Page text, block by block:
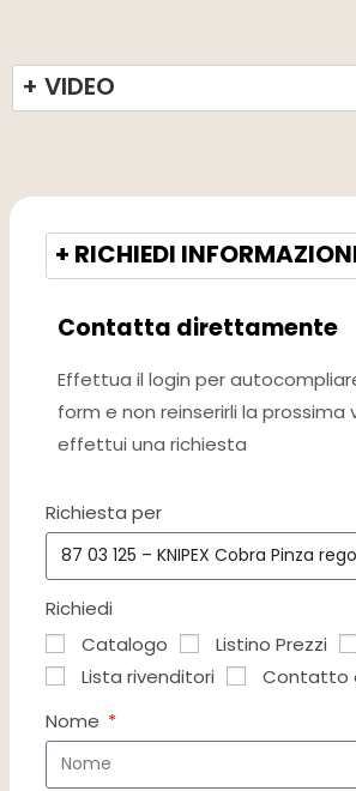
+ VIDEO
+ RICHIEDI
Contatta direttamente
Effettua il login per
form e non reinserirli la prossima
effettui una richiesta
Richiesta per
Richiedi
Catalogo
Listino Prezzi
Lista rivenditori
Contatto
Nome